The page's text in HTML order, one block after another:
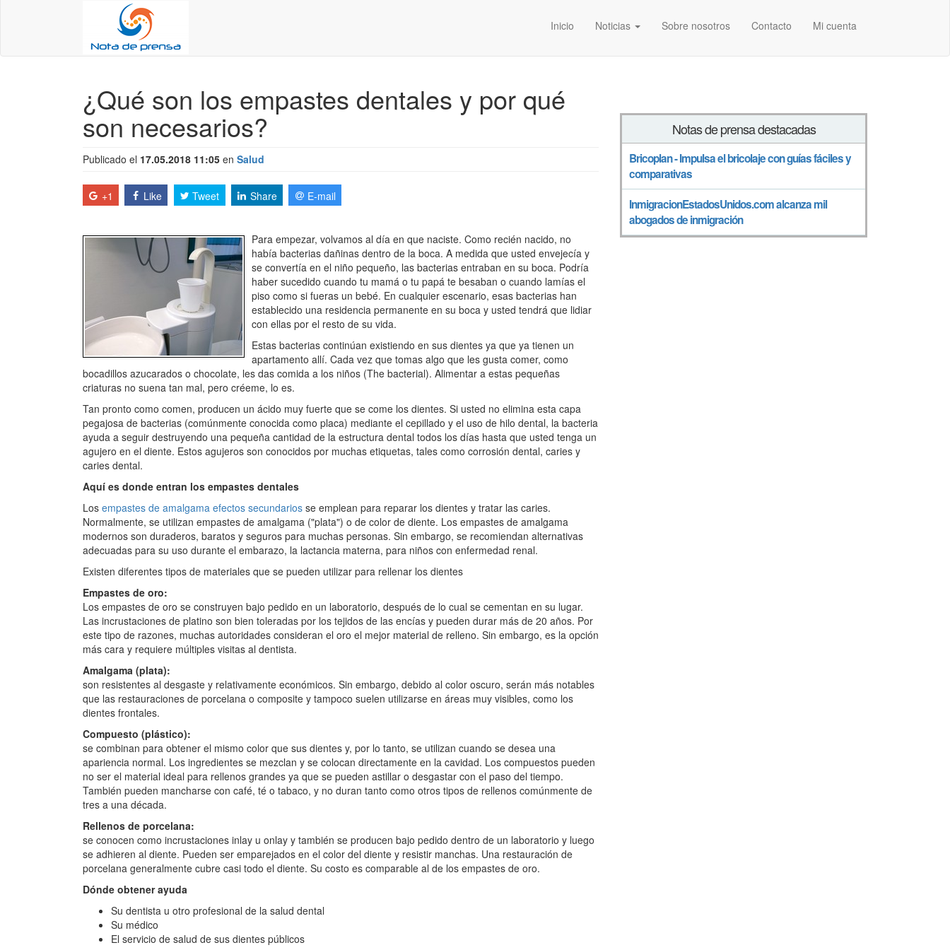
Inicio Noticias Sobre nosotros Contacto Mi cuenta
¿Qué son los empastes dentales y por qué
son necesarios?
Publicado el 17.05.2018 11:05 en Salud
+1 Like Tweet Share E-mail
Para empezar, volvamos al día en que naciste. Como recién nacido, no
había bacterias dañinas dentro de la boca. A medida que usted envejecía y
se convertía en el niño pequeño, las bacterias entraban en su boca. Podría
haber sucedido cuando tu mamá o tu papá te besaban o cuando lamías el
piso como si fueras un bebé. En cualquier escenario, esas bacterias han
establecido una residencia permanente en su boca y usted tendrá que lidiar
con ellas por el resto de su vida.
Estas bacterias continúan existiendo en sus dientes ya que ya tienen un
apartamento allí. Cada vez que tomas algo que les gusta comer, como
bocadillos azucarados o chocolate, les das comida a los niños (The bacterial). Alimentar a estas pequeñas
criaturas no suena tan mal, pero créeme, lo es.
Tan pronto como comen, producen un ácido muy fuerte que se come los dientes. Si usted no elimina esta capa
pegajosa de bacterias (comúnmente conocida como placa) mediante el cepillado y el uso de hilo dental, la bacteria
ayuda a seguir destruyendo una pequeña cantidad de la estructura dental todos los días hasta que usted tenga un
agujero en el diente. Estos agujeros son conocidos por muchas etiquetas, tales como corrosión dental, caries y
caries dental.
Aquí es donde entran los empastes dentales
Los empastes de amalgama efectos secundarios se emplean para reparar los dientes y tratar las caries.
Normalmente, se utilizan empastes de amalgama ("plata") o de color de diente. Los empastes de amalgama
modernos son duraderos, baratos y seguros para muchas personas. Sin embargo, se recomiendan alternativas
adecuadas para su uso durante el embarazo, la lactancia materna, para niños con enfermedad renal.
Existen diferentes tipos de materiales que se pueden utilizar para rellenar los dientes
Empastes de oro:
Los empastes de oro se construyen bajo pedido en un laboratorio, después de lo cual se cementan en su lugar.
Las incrustaciones de platino son bien toleradas por los tejidos de las encías y pueden durar más de 20 años. Por
este tipo de razones, muchas autoridades consideran el oro el mejor material de relleno. Sin embargo, es la opción
más cara y requiere múltiples visitas al dentista.
Amalgama (plata):
son resistentes al desgaste y relativamente económicos. Sin embargo, debido al color oscuro, serán más notables
que las restauraciones de porcelana o composite y tampoco suelen utilizarse en áreas muy visibles, como los
dientes frontales.
Compuesto (plástico):
se combinan para obtener el mismo color que sus dientes y, por lo tanto, se utilizan cuando se desea una
apariencia normal. Los ingredientes se mezclan y se colocan directamente en la cavidad. Los compuestos pueden
no ser el material ideal para rellenos grandes ya que se pueden astillar o desgastar con el paso del tiempo.
También pueden mancharse con café, té o tabaco, y no duran tanto como otros tipos de rellenos comúnmente de
tres a una década.
Rellenos de porcelana:
se conocen como incrustaciones inlay u onlay y también se producen bajo pedido dentro de un laboratorio y luego
se adhieren al diente. Pueden ser emparejados en el color del diente y resistir manchas. Una restauración de
porcelana generalmente cubre casi todo el diente. Su costo es comparable al de los empastes de oro.
Dónde obtener ayuda
Su dentista u otro profesional de la salud dental
Su médico
El servicio de salud de sus dientes públicos
Notas de prensa destacadas
Bricoplan - Impulsa el bricolaje con guías fáciles y
comparativas
InmigracionEstadosUnidos.com alcanza mil
abogados de inmigración